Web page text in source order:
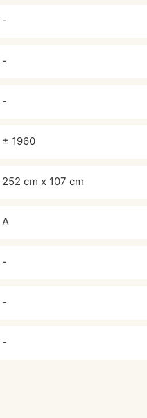
-
-
-
± 1960
252 cm x 107 cm
A
-
-
-